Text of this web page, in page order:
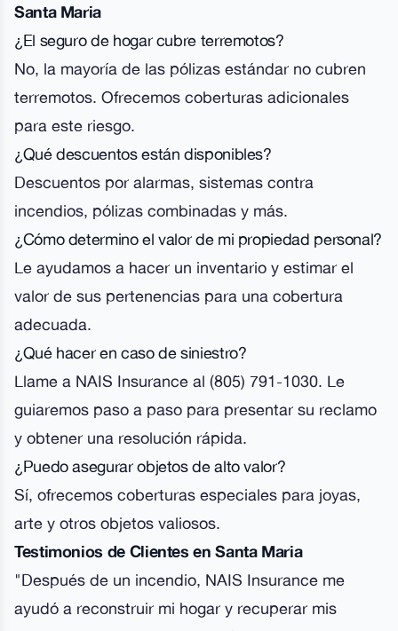
Santa Maria
¿El seguro de hogar cubre terremotos?
No, la mayoría de las pólizas estándar no cubren
terremotos. Ofrecemos coberturas adicionales
para este riesgo.
¿Qué descuentos están disponibles?
Descuentos por alarmas, sistemas contra
incendios, pólizas combinadas y más.
¿Cómo determino el valor de mi propiedad personal?
Le ayudamos a hacer un inventario y estimar el
valor de sus pertenencias para una cobertura
adecuada.
¿Qué hacer en caso de siniestro?
Llame a NAIS Insurance al (805) 791-1030. Le
guiaremos paso a paso para presentar su reclamo
y obtener una resolución rápida.
¿Puedo asegurar objetos de alto valor?
Sí, ofrecemos coberturas especiales para joyas,
arte y otros objetos valiosos.
Testimonios de Clientes en Santa Maria
"Después de un incendio, NAIS Insurance me
ayudó a reconstruir mi hogar y recuperar mis